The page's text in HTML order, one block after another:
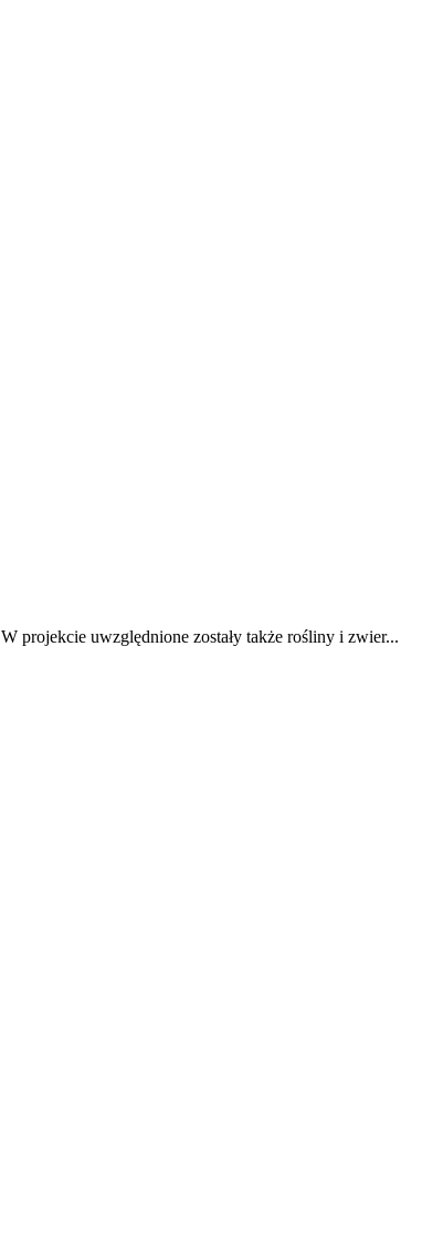
projekcie uwzględnione zostały także rośliny i zwier...